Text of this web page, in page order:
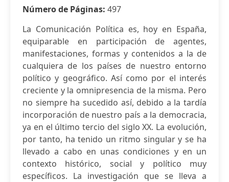
Número de Páginas: 497
La Comunicación Política es, hoy en España,
equiparable en participación de agentes,
manifestaciones, formas y contenidos a la de
cualquiera de los países de nuestro entorno
político y geográfico. Así como por el interés
creciente y la omnipresencia de la misma. Pero
no siempre ha sucedido así, debido a la tardía
incorporación de nuestro país a la democracia,
ya en el último tercio del siglo XX. La evolución,
por tanto, ha tenido un ritmo singular y se ha
llevado a cabo en unas condiciones y en un
contexto histórico, social y político muy
específicos. La investigación que se lleva a